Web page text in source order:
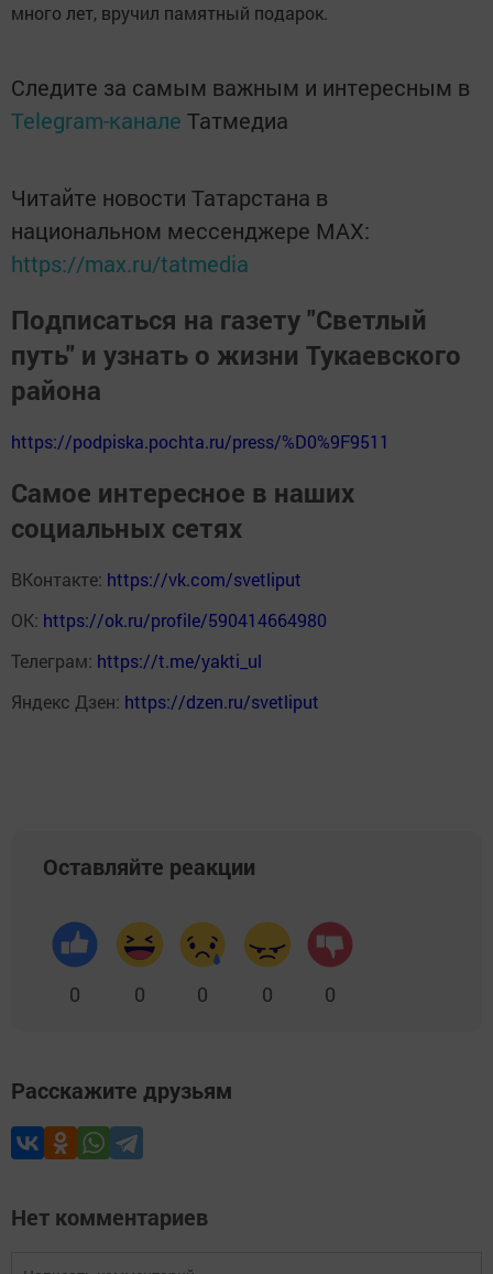
много лет, вручил памятный подарок.
Следите за самым важным и интересным в
Telegram-канале Татмедиа
Читайте новости Татарстана в
национальном мессенджере MАХ:
https://max.ru/tatmedia
Подписаться на газету "Светлый
путь" и узнать о жизни Тукаевского
района
https://podpiska.pochta.ru/press/%D0%9F9511
Самое интересное в наших
социальных сетях
ВКонтакте: https://vk.com/svetliput
ОК: https://ok.ru/profile/590414664980
Телеграм: https://t.me/yakti_ul
Яндекс Дзен: https://dzen.ru/svetliput
Оставляйте реакции
0 0 0 0 0
Расскажите друзьям
Нет комментариев